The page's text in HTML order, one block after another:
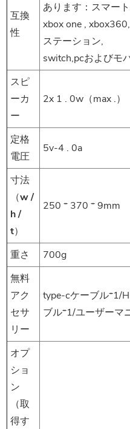
互換
性
あります：スマー
xbox one ,
ステーション,
switch,pcおよびモ
スピ
ーカ
ー
2x 1 . 0w（max .）
定格
電圧
5v-4 . 0a
寸法
（w /
h /
t）
250 * 370 * 9mm
重さ
700g
無料
アク
セサ
リー
type-cケーブル*1/
ブル*1/ユーザーマ
オプ
ショ
ン
（取
得す